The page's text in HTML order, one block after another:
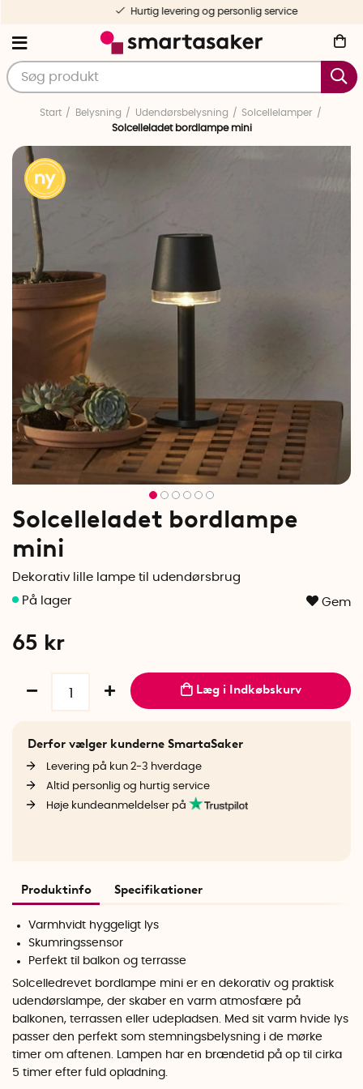
Hurtig levering og personlig service
Start Belysning Udendørsbelysning
Solcellelamper
Solcelleladet bordlampe mini
Solcelleladet bordlampe
mini
Dekorativ lille lampe til udendørsbrug
Gem
65 kr
Læg i Indkøbskurv
Derfor vælger kunderne SmartaSaker
Levering på kun 2-3 hverdage
Altid personlig og hurtig service
Høje kundeanmeldelser på
Produktinfo Specifikationer
Varmhvidt hyggeligt lys
Skumringssensor
Perfekt til balkon og terrasse
Solcelledrevet bordlampe mini er en dekorativ og praktisk
udendørslampe, der skaber en varm atmosfære på
balkonen, terrassen eller udepladsen. Med sit varm hvide lys
passer den perfekt som stemningsbelysning i de mørke
timer om aftenen. Lampen har en brændetid på op til cirka
5 timer efter fuld opladning.